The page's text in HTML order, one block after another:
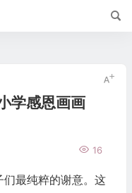
学感恩画画
16
最纯粹的谢意。这